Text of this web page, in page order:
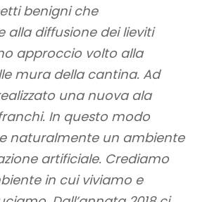
benigni che
alla diffusione dei lieviti
approccio volto alla
mura della cantina. Ad
una nuova ala
In questo modo
naturalmente un ambiente
artificiale. Crediamo
in cui viviamo e